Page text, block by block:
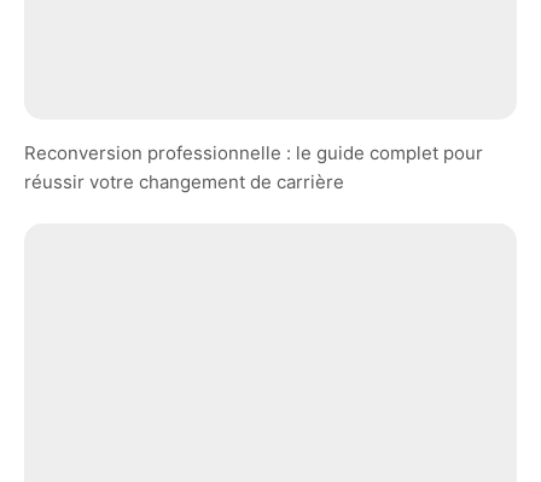
Reconversion professionnelle : le guide complet pour
réussir votre changement de carrière